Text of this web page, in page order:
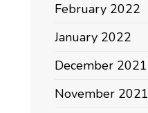
February 2022
January 2022
December 2021
November 2021